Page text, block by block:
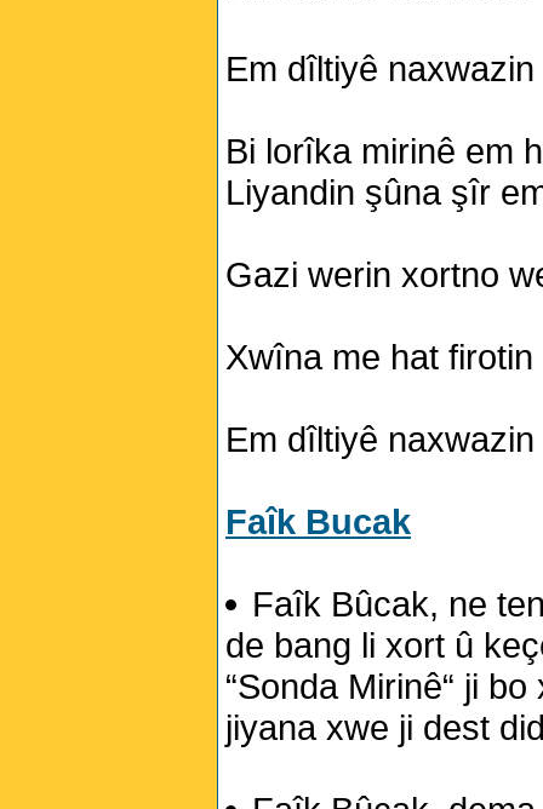
Em dîltiyê
Bi lorîka mirinê em
Liyandin şûna şîr
Gazi werin xortno
Xwîna me hat
Em dîltiyê
Faîk Bucak
Faîk Bûcak, ne
de bang li xort û
“Sonda Mirinê“ ji
jiyana xwe ji dest